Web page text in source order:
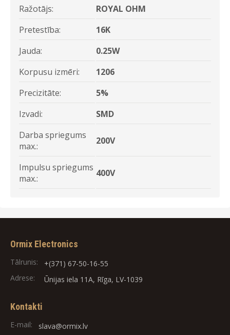
Ražotājs:
ROYAL OHM
Pretestība:
16K
Jauda:
0.25W
Korpusu izmēri:
1206
Precizitāte:
5%
Izvadi:
SMD
Darba spriegums
max.:
200V
Impulsu spriegums
max.:
400V
Ormix Electronics
Tālrunis:
+(371) 67-50-16-55
Adrese:
Ūnijas iela 11A, Rīga, LV-1039
Kontakti
E-mail:
slava@ormix.lv